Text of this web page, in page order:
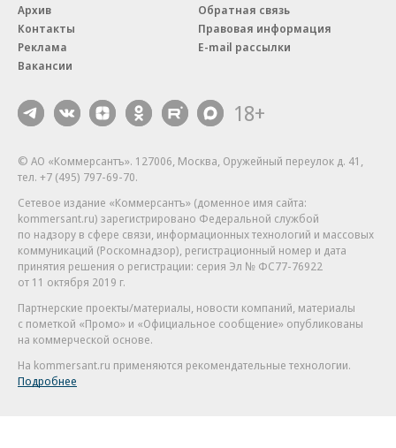
Архив
Контакты
Реклама
Вакансии
Обратная связь
Правовая информация
E-mail рассылки
18+
© АО «Коммерсантъ». 127006, Москва, Оружейный переулок д. 41,
тел. +7 (495) 797-69-70.
Сетевое издание «Коммерсантъ» (доменное имя сайта:
kommersant.ru) зарегистрировано Федеральной службой
по надзору в сфере связи, информационных технологий и массовых
коммуникаций (Роскомнадзор), регистрационный номер и дата
принятия решения о регистрации: серия Эл № ФС77-76922
от 11 октября 2019 г.
Партнерские проекты/материалы, новости компаний, материалы
с пометкой «Промо» и «Официальное сообщение» опубликованы
на коммерческой основе.
На kommersant.ru применяются рекомендательные технологии.
Подробнее